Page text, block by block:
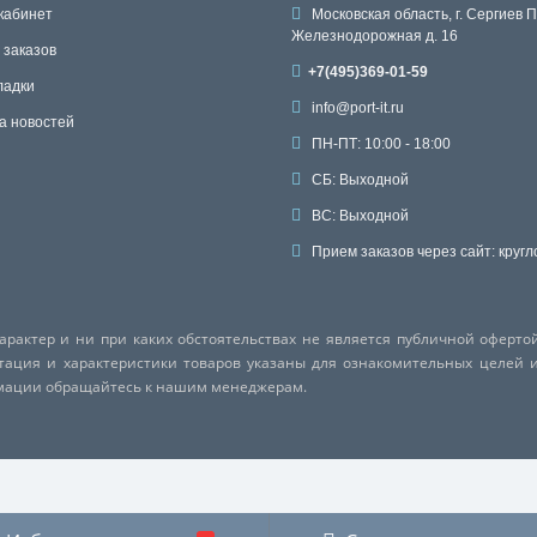
новостей
Московская область, г. Сергиев
Железнодорожная д. 16
+7(495)369-01-59
info@port-it.ru
ПН-ПТ: 10:00 - 18:00
СБ: Выходной
ВС: Выходной
Прием заказов через сайт:
и ни при каких обстоятельствах не является публичной
и характеристики товаров указаны для ознакомительных
обращайтесь к нашим менеджерам.